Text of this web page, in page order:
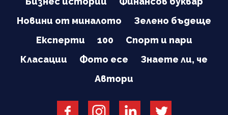
Новини от миналото
Зелено бъдеще
Експерти
100
Спорт и пари
Класации
Фото есе
Знаете ли, че
Автори